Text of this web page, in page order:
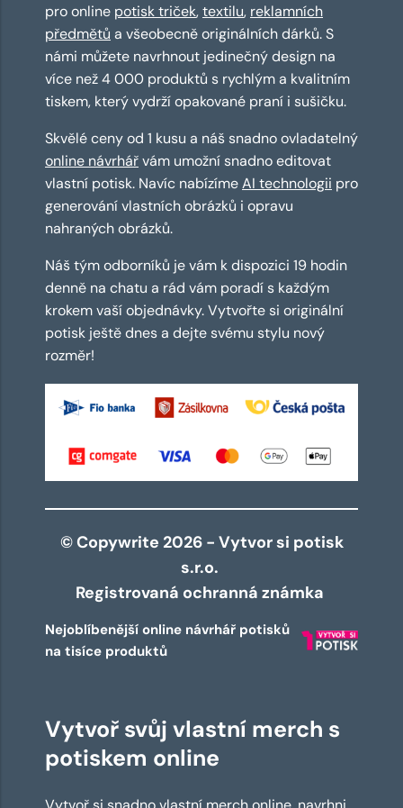
pro online potisk triček,textilu, reklamních
předmětů a všeobecně originálních dárků. S
námi můžete navrhnout jedinečný design na
více než 4 000 produktů s rychlým a kvalitním
tiskem, který vydrží opakované praní i sušičku.
Skvělé ceny od 1 kusu a náš snadno ovladatelný
online návrhářvám umožní snadno editovat
vlastní potisk. Navíc nabízímeAI technologii pro
generování vlastních obrázků i opravu
nahraných obrázků.
Náš tým odborníků je vám k dispozici 19 hodin
denně na chatu a rád vám poradí s každým
krokem vaší objednávky. Vytvořte si originální
potisk ještě dnes a dejte svému stylu nový
rozměr!
© Copywrite 2026 - Vytvor si potisk
s.r.o.
Registrovaná ochranná známka
Nejoblíbenější online návrhář potisků
na tisíce produktů
Vytvoř svůj vlastní merch s
potiskem online